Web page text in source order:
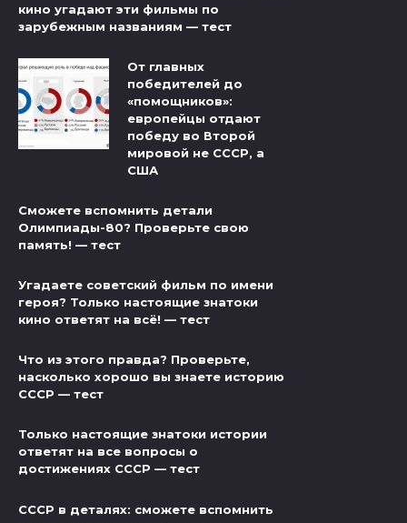
кино угадают эти фильмы по
зарубежным названиям — тест
От главных
победителей до
«помощников»:
европейцы отдают
победу во Второй
мировой не СССР, а
США
Сможете вспомнить детали
Олимпиады-80? Проверьте свою
память! — тест
Угадаете советский фильм по имени
героя? Только настоящие знатоки
кино ответят на всё! — тест
Что из этого правда? Проверьте,
насколько хорошо вы знаете историю
СССР — тест
Только настоящие знатоки истории
ответят на все вопросы о
достижениях СССР — тест
СССР в деталях: сможете вспомнить